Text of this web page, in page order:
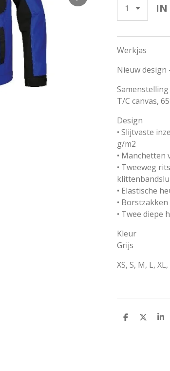
IN
Werkjas
Nieuw design
Samenstelling
T/C canvas,
Design
• Slijtvaste
g/m2
• Manchetten
• Tweeweg
• Elastische
•
• Twee diepe
Kleur
Grijs
XS, S, M, L, XL,
D
D
S